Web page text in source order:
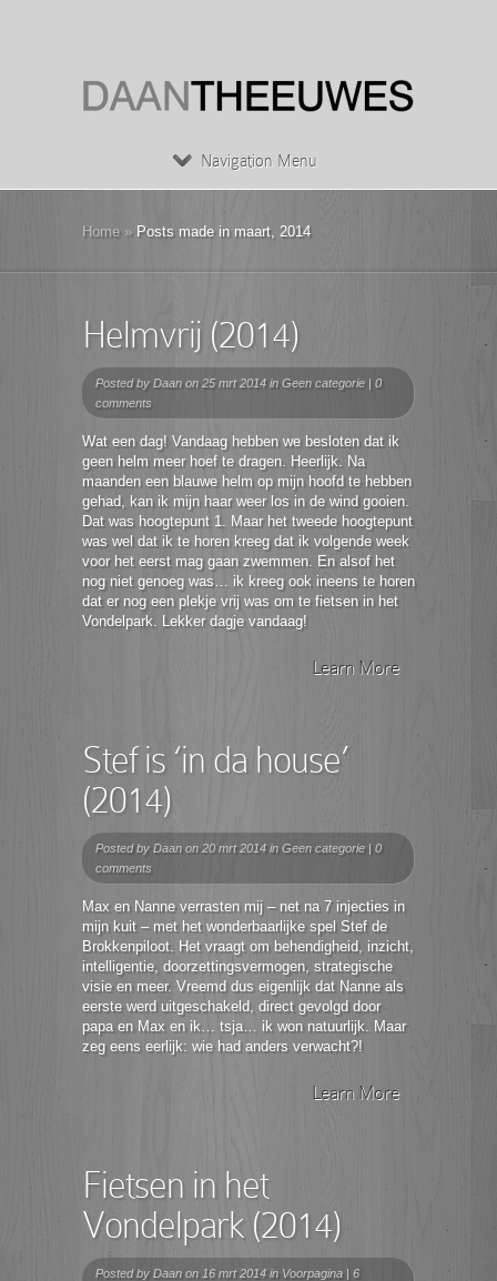
Navigation Menu
Home »Posts made in maart, 2014
Helmvrij (2014)
Posted by Daan on 25 mrt 2014 in Geen categorie | 0
comments
Wat een dag! Vandaag hebben we besloten dat ik
geen helm meer hoef te dragen. Heerlijk. Na
maanden een blauwe helm op mijn hoofd te hebben
gehad, kan ik mijn haar weer los in de wind gooien.
Dat was hoogtepunt 1. Maar het tweede hoogtepunt
was wel dat ik te horen kreeg dat ik volgende week
voor het eerst mag gaan zwemmen. En alsof het
nog niet genoeg was… ik kreeg ook ineens te horen
dat er nog een plekje vrij was om te fietsen in het
Vondelpark. Lekker dagje vandaag!
Learn More
Stef is ‘in da house’
(2014)
Posted by Daan on 20 mrt 2014 in Geen categorie | 0
comments
Max en Nanne verrasten mij – net na 7 injecties in
mijn kuit – met het wonderbaarlijke spel Stef de
Brokkenpiloot. Het vraagt om behendigheid, inzicht,
intelligentie, doorzettingsvermogen, strategische
visie en meer. Vreemd dus eigenlijk dat Nanne als
eerste werd uitgeschakeld, direct gevolgd door
papa en Max en ik… tsja… ik won natuurlijk. Maar
zeg eens eerlijk: wie had anders verwacht?!
Learn More
Fietsen in het
Vondelpark (2014)
Posted by Daan on 16 mrt 2014 in Voorpagina | 6